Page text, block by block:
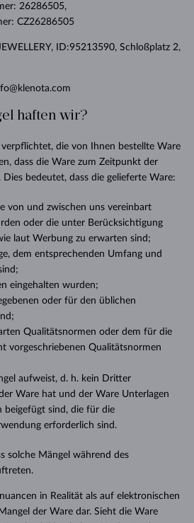
26286505,
CZ26286505
ID:95213590, Schloßplatz 2,
haften wir?
die von Ihnen bestellte Ware
dass die Ware zum Zeitpunkt der
Dies bedeutet, dass die gelieferte Ware:
von und zwischen uns vereinbart
oder die unter Berücksichtigung
laut Werbung zu erwarten sind;
dem entsprechenden Umfang und
eingehalten wurden;
oder für den üblichen
Qualitätsnormen oder dem für die
vorgeschriebenen Qualitätsnormen
aufweist, d. h. kein Dritter
Ware hat und der Ware Unterlagen
beigefügt sind, die für die
erforderlich sind.
solche Mängel während des
in Realität als auf elektronischen
der Ware dar. Sieht die Ware